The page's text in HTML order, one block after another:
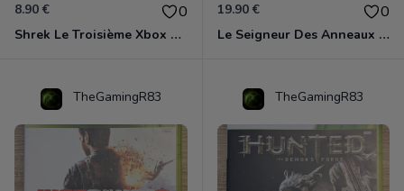
8.90 € 0
Shrek Le Troisième Xbox 360
19.90 € 0
Le Seigneur Des Anneaux - L'âge Des Conquêtes Xbox 360
TheGamingR83 TheGamingR83